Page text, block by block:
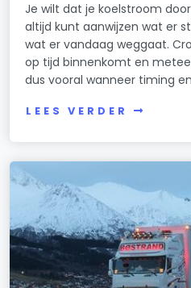
Je wilt dat je koelstroom
altijd kunt aanwijzen wat er
wat er vandaag weggaat.
op tijd binnenkomt en
dus vooral wanneer timing
LEES VERDER